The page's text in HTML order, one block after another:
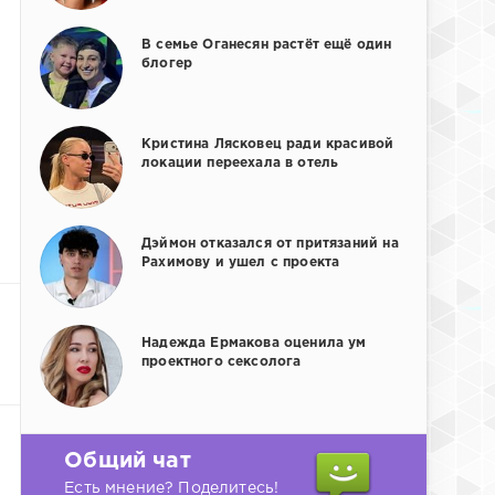
В семье Оганесян растёт ещё один
блогер
Кристина Лясковец ради красивой
локации переехала в отель
Дэймон отказался от притязаний на
Рахимову и ушел с проекта
Надежда Ермакова оценила ум
проектного сексолога
Общий чат
Есть мнение? Поделитесь!